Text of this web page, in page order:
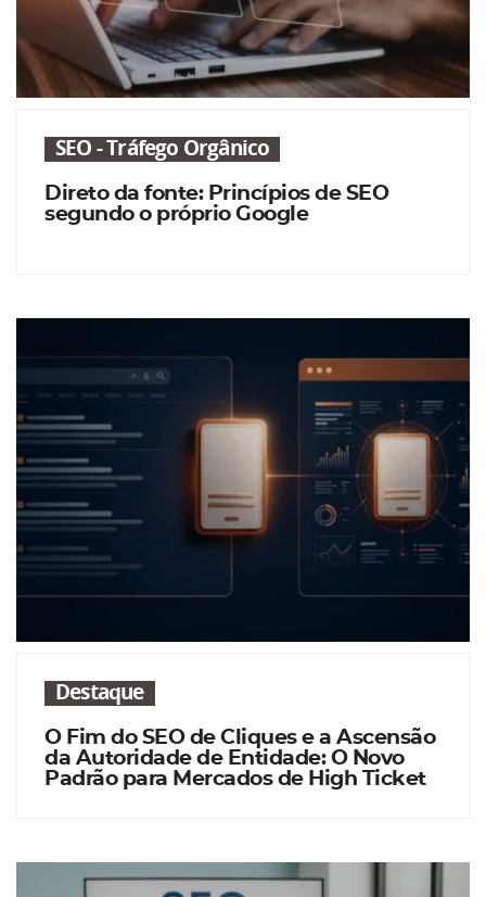
SEO - Tráfego Orgânico
Direto da fonte: Princípios de SEO
segundo o próprio Google
Destaque
O Fim do SEO de Cliques e a Ascensão
da Autoridade de Entidade: O Novo
Padrão para Mercados de High Ticket